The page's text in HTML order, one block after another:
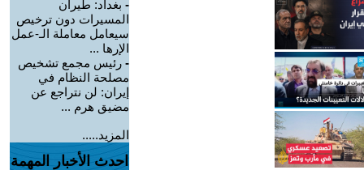
- بغداد: طيران
المسيرات دون ترخيص
سيعامل معاملة الـ-عمل
الإرها ...
- رئيس مجمع تشخيص
مصلحة النظام في
إيران: لن نتراجع عن
مضيق هرم ...
المزيد.....
احدث الأخبار المهمة